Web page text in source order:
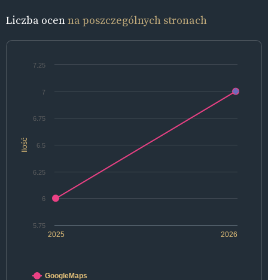
Liczba ocenna poszczególnych stronach
Ilość
2025 2026
5.75
6
6.25
6.5
6.75
7
7.25
GoogleMaps